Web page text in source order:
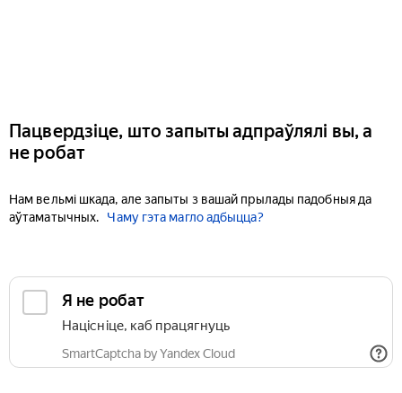
Пацвердзіце, што запыты адпраўлялі вы, а
не робат
Нам вельмі шкада, але запыты з вашай прылады падобныя да
аўтаматычных.
Чаму гэта магло адбыцца?
Я не робат
Націсніце, каб працягнуць
SmartCaptcha by Yandex Cloud